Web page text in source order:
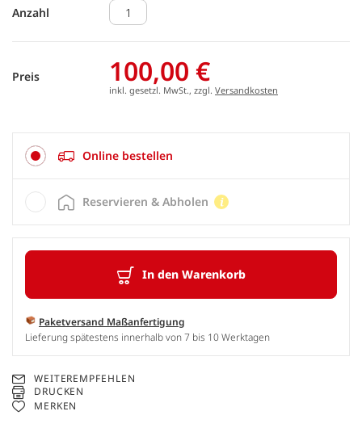
Anzahl
Preis 100,00 €
inkl. gesetzl. MwSt., zzgl. Versandkosten
Online bestellen
In den Warenkorb
Paketversand Maßanfertigung
Lieferung spätestens innerhalb von 7 bis 10 Werktagen
Reservieren & Abholen
WEITEREMPFEHLEN
DRUCKEN
MERKEN